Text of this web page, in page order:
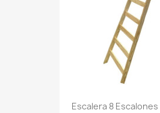
Escalera 8